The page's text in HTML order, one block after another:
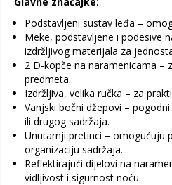
Podstavljeni sustav leđa –
Meke, podstavljene i podesive
izdržljivog materijala za
2 D-kopče na naramenicama –
predmeta.
Izdržljiva, velika ručka – za
Vanjski bočni džepovi –
ili drugog sadržaja.
Unutarnji pretinci – omogućuju
organizaciju sadržaja.
Reflektirajući dijelovi na
vidljivost i sigurnost noću.